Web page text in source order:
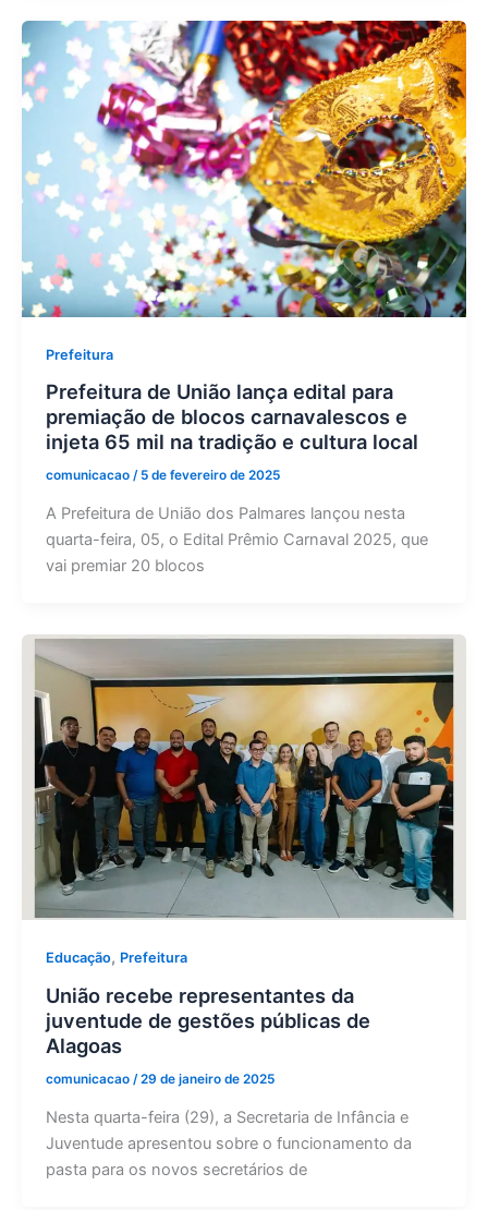
Prefeitura
Prefeitura de União lança edital para
premiação de blocos carnavalescos e
injeta 65 mil na tradição e cultura local
comunicacao / 5 de fevereiro de 2025
A Prefeitura de União dos Palmares lançou nesta
quarta-feira, 05, o Edital Prêmio Carnaval 2025, que
vai premiar 20 blocos
Educação, Prefeitura
União recebe representantes da
juventude de gestões públicas de
Alagoas
comunicacao /29 de janeiro de 2025
Nesta quarta-feira (29), a Secretaria de Infância e
Juventude apresentou sobre o funcionamento da
pasta para os novos secretários de